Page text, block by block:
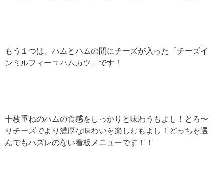
もう１つは、ハムとハムの間にチーズが入った「チーズイ
ンミルフィーユハムカツ」です！
十枚重ねのハムの食感をしっかりと味わうもよし！とろ〜
りチーズでより濃厚な味わいを楽しむもよし！どっちを選
んでもハズレのない看板メニューです！！